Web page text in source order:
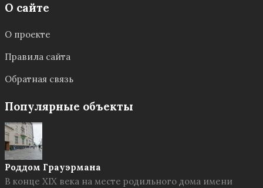
О сайте
О проекте
Правила сайта
Обратная связь
Популярные объекты
Роддом Грауэрмана
В конце XIX века на месте родильного дома имени